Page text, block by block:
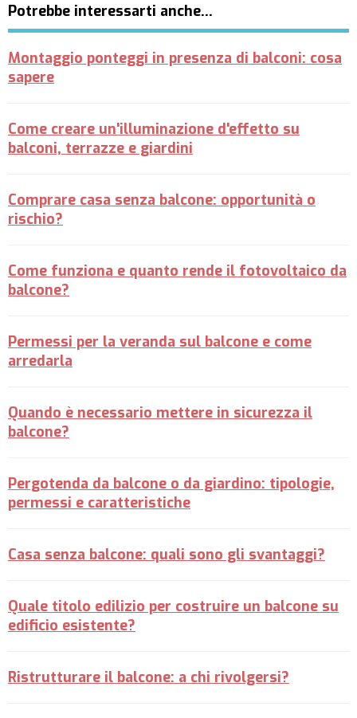
Potrebbe interessarti anche…
Montaggio ponteggi in presenza di balconi: cosa
sapere
Come creare un'illuminazione d'effetto su
balconi, terrazze e giardini
Comprare casa senza balcone: opportunità o
rischio?
Come funziona e quanto rende il fotovoltaico da
balcone?
Permessi per la veranda sul balcone e come
arredarla
Quando è necessario mettere in sicurezza il
balcone?
Pergotenda da balcone o da giardino: tipologie,
permessi e caratteristiche
Casa senza balcone: quali sono gli svantaggi?
Quale titolo edilizio per costruire un balcone su
edificio esistente?
Ristrutturare il balcone: a chi rivolgersi?